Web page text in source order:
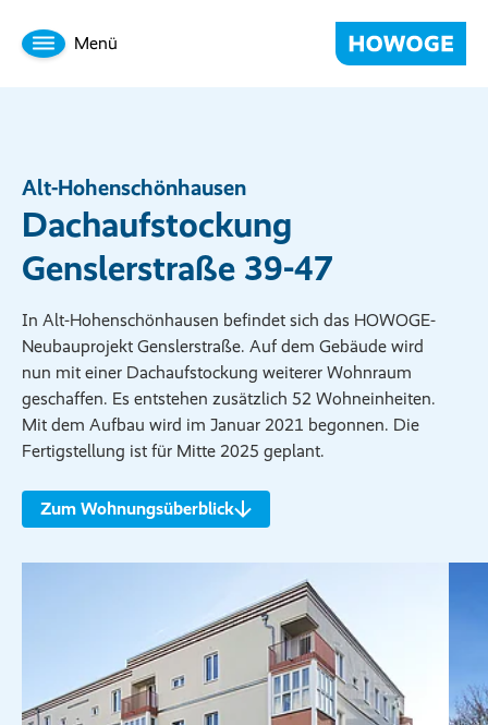
Menü
Alt-Hohenschönhausen
Dachaufstockung
Genslerstraße 39-47
In Alt-Hohenschönhausen befindet sich das HOWOGE-
Neubauprojekt Genslerstraße. Auf dem Gebäude wird
nun mit einer Dachaufstockung weiterer Wohnraum
geschaffen. Es entstehen zusätzlich 52 Wohneinheiten.
Mit dem Aufbau wird im Januar 2021 begonnen. Die
Fertigstellung ist für Mitte 2025 geplant.
Zum Wohnungsüberblick